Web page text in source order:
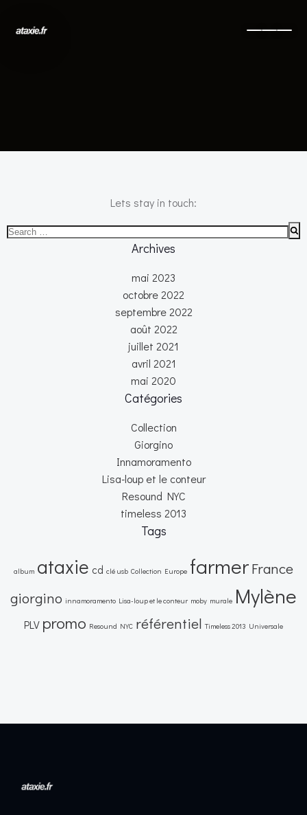
Lets stay in touch:
Search
Archives
mai 2023
octobre 2022
septembre 2022
août 2022
juillet 2021
avril 2021
mai 2020
Catégories
Collection
Giorgino
Innamoramento
Lisa-loup et le conteur
Resound NYC
timeless 2013
Tags
album ataxie cd clé usb Collection Europe farmerFrance
giorgino innamoramento Lisa-loup et le conteur moby murale Mylène
PLV promo Resound NYC référentiel Timeless 2013 Universale